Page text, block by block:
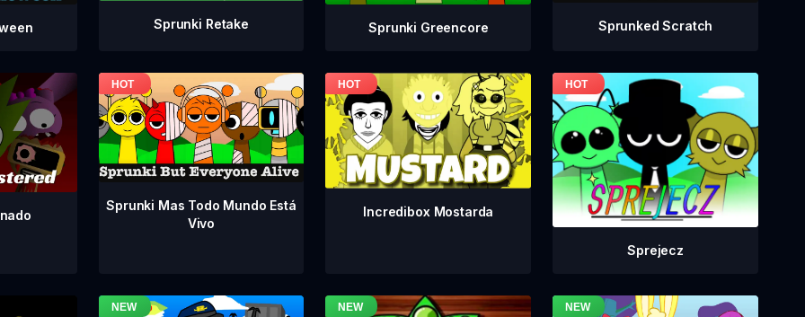
Sprunki Retake Sprunki Greencore Sprunked Scratch
Sprunki Mas Todo Mundo Está
Vivo
Incredibox Mostarda
Sprejecz